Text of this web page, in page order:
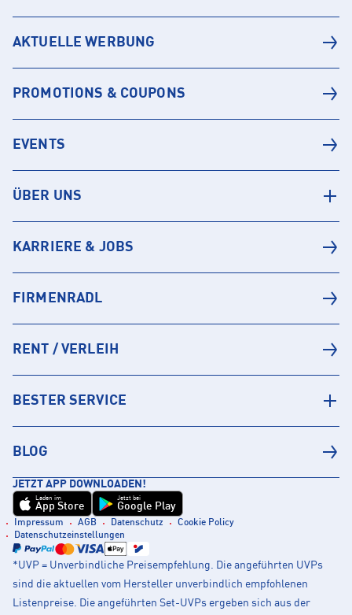
AKTUELLE WERBUNG
PROMOTIONS & COUPONS
EVENTS
ÜBER UNS
KARRIERE & JOBS
FIRMENRADL
RENT / VERLEIH
BESTER SERVICE
BLOG
JETZT APP DOWNLOADEN!
Laden im
App Store
Jetzt bei
Google Play
Impressum AGB Datenschutz
Cookie Policy
Datenschutzeinstellungen
*UVP = Unverbindliche Preisempfehlung. Die angeführten UVPs
sind die aktuellen vom Hersteller unverbindlich empfohlenen
Listenpreise. Die angeführten Set-UVPs ergeben sich aus der